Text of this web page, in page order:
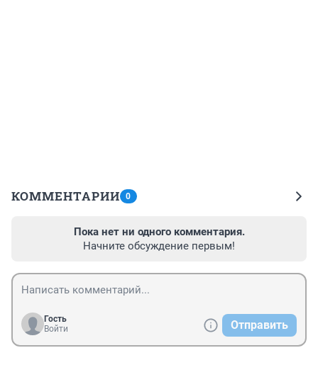
КОММЕНТАРИИ 0
Пока нет ни одного комментария.
Начните обсуждение первым!
Гость
Войти
Отправить